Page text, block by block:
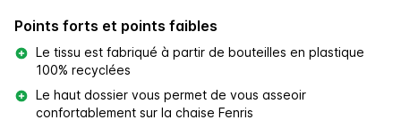
Points forts et points faibles
Le tissu est fabriqué à partir de bouteilles en plastique
100% recyclées
Le haut dossier vous permet de vous asseoir
confortablement sur la chaise Fenris